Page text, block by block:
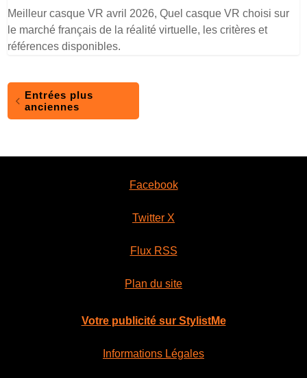
Meilleur casque VR avril 2026, Quel casque VR choisi sur
le marché français de la réalité virtuelle, les critères et
références disponibles.
Entrées plus
anciennes
Facebook
Twitter X
Flux RSS
Plan du site
Votre publicité sur StylistMe
Informations Légales